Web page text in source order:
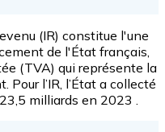
(IR) constitue l'une
de l'État français,
(TVA) qui représente la
l’IR, l’État a collecté
milliards en 2023 .